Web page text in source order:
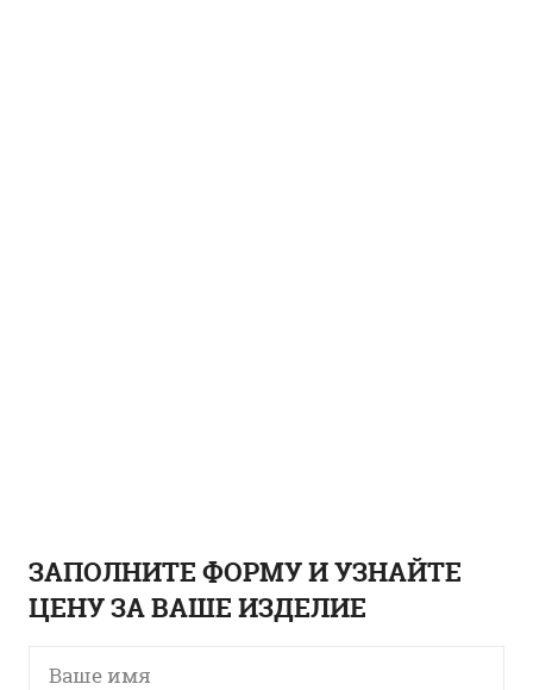
ЗАПОЛНИТЕ ФОРМУ И УЗНАЙТЕ
ЦЕНУ ЗА ВАШЕ ИЗДЕЛИЕ